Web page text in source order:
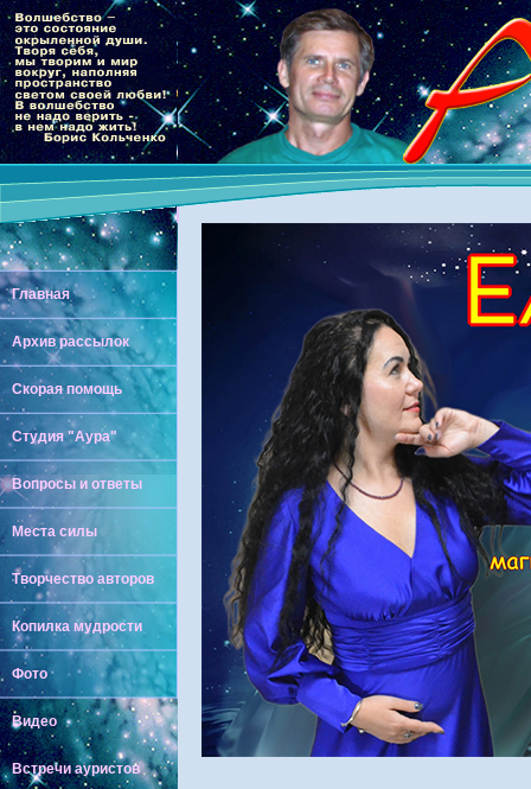
Главная
Архив рассылок
Скорая помощь
Студия "Аура"
Вопросы и ответы
Места силы
Творчество авторов
Копилка мудрости
Фото
Видео
Встречи ауристов